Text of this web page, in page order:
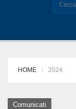
HOME 2024
Comunicati